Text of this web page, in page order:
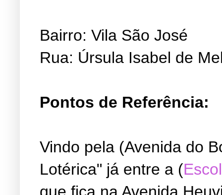
Bairro: Vila São José
Rua: Úrsula Isabel de
Pontos de Referência:
Vindo pela (Avenida do
Lotérica" já entre a (